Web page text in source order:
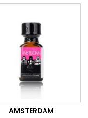
AMSTERDAM